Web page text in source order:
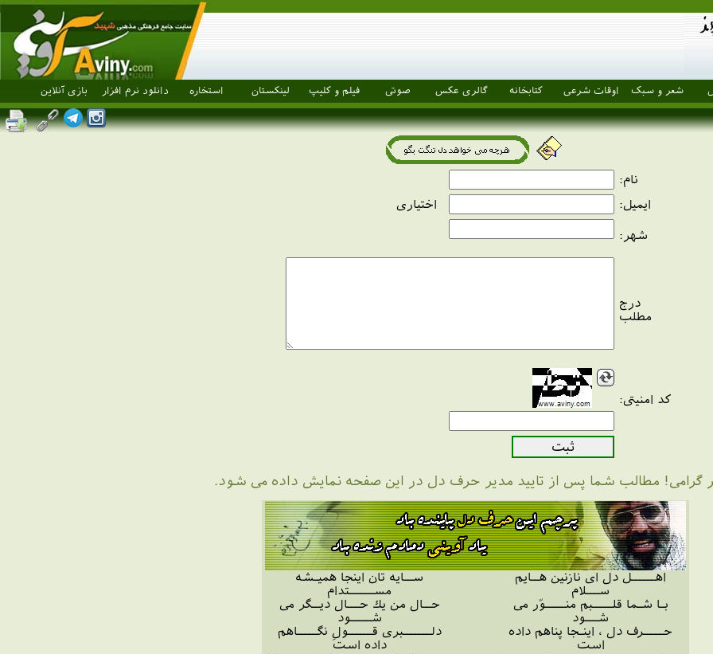
شعر و سبک اوقات شرعی کتابخانه گالری عکس صوتی فیلم و کلیپ لینکستان استخاره دانلود نرم افزار بازی آنلاین
نام:
ایمیل: اختیاری
شهر :
درج
مطلب
کد امنیتی:
گرامی! مطالب شما پس از تایید مدیر حرف دل در این صفحه نمایش داده می شود.
اهــــــل دل ای نازنین هــایم
ســـلام
ســایه تان اینجا همیـشه
مســــــتدام
بـا شـما قلـــــبم منـــــوّر می
شـــود
حــال من یك حـــال دیــگر می
شـــــود
حـــــرف دل ، اینـجا پناهم داده
است
دلـــــــبری قــــــولِ نگـــــاهم
داده است